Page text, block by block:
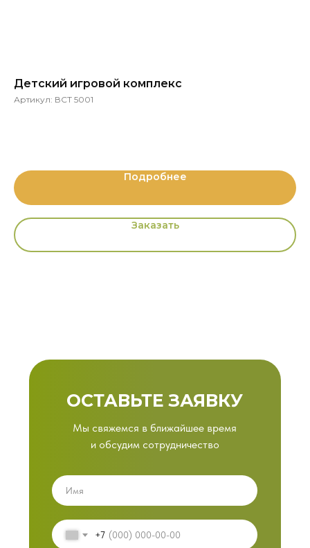
Детский игровой комплекс
Артикул: ВСТ 5001
Подробнее
Заказать
ОСТАВЬТЕ ЗАЯВКУ
Мы свяжемся в ближайшее время
и обсудим сотрудничество
+7